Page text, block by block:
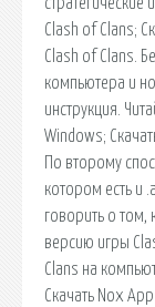
Clash of Clans;
Clash of Clans.
компьютера и
инструкция.
Windows;
По второму
котором есть и
говорить о том,
версию игры
Clans на
Скачать Nox